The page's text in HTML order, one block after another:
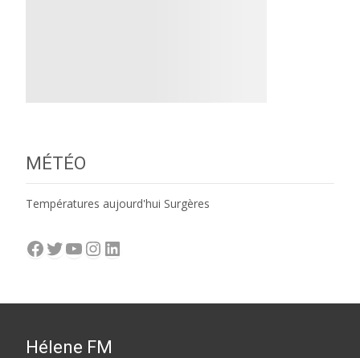
MÉTÉO
Températures aujourd'hui Surgères
Facebook
Twitter
YouTube
Instagram
LinkedIn
Hélene FM